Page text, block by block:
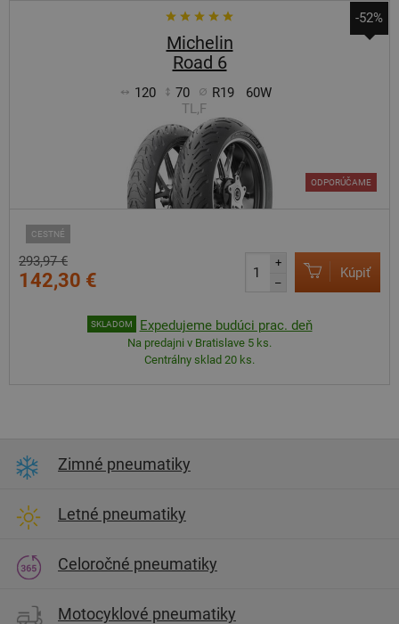
-52%
Michelin
Road 6
120 70 R19
60W
TL,F
CESTNÉ
ODPORÚČAME
293,97 €
142,30 €
+
–
Kúpiť
SKLADOM Expedujeme budúci prac. deň
Na predajni v Bratislave 5 ks.
Centrálny sklad 20 ks.
Zimné pneumatiky
Letné pneumatiky
Celoročné pneumatiky
Motocyklové pneumatiky